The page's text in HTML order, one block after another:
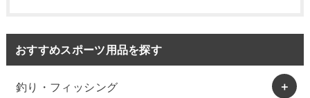
おすすめスポーツ用品を探す
釣り・フィッシング